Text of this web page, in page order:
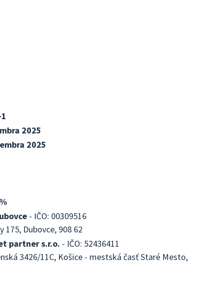
2025
2025
- IČO: 00309516
175, Dubovce, 908 62
partner s.r.o. - IČO: 52436411
3426/11C, Košice - mestská časť Staré Mesto,